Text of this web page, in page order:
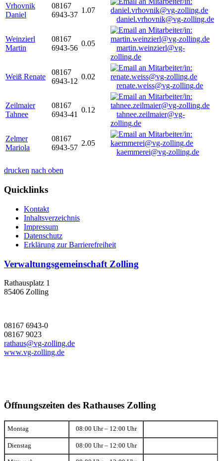
Vrhovnik
Daniel
08167
6943-37
1.07
daniel.vrhovnik@vg-zolling.de
Weinzierl
Martin
08167
6943-56
0.05
martin.weinzierl@vg-
zolling.de
Weiß Renate
08167
6943-12
0.02
renate.weiss@vg-zolling.de
Zeilmaier
Tahnee
08167
6943-41
0.12
tahnee.zeilmaier@vg-
zolling.de
Zelmer
Mariola
08167
6943-57
2.05
kaemmerei@vg-zolling.de
drucken nach oben
Quicklinks
Kontakt
Inhaltsverzeichnis
Impressum
Datenschutz
Erklärung zur Barrierefreiheit
Verwaltungsgemeinschaft Zolling
Rathausplatz 1
85406 Zolling
08167 6943-0
08167 9023
rathaus@vg-zolling.de
www.vg-zolling.de
Öffnungszeiten des Rathauses Zolling
Montag 08:00 Uhr – 12:00 Uhr
Dienstag 08:00 Uhr – 12:00 Uhr